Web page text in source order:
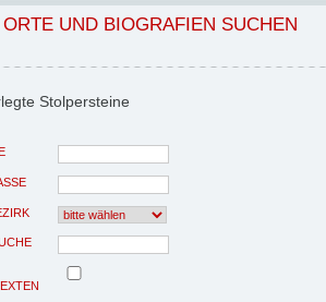
UND BIOGRAFIEN SUCHEN
Stolpersteine